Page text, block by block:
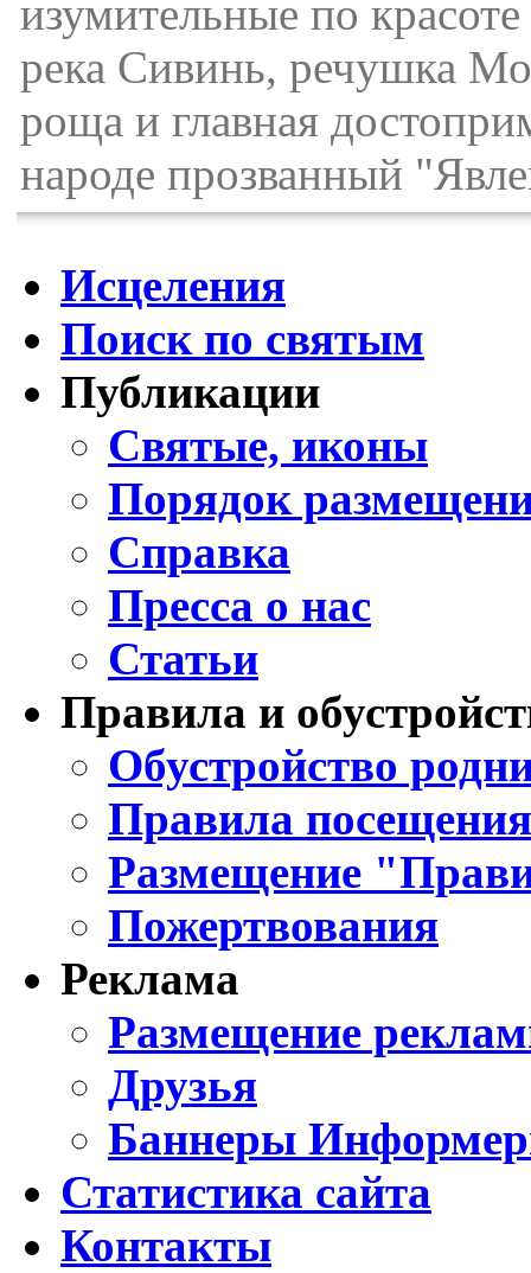
изумительные по
река Сивинь, речушка
роща и главная
народе прозванный
Исцеления
Поиск по святым
Публикации
Святые, иконы
Порядок
Справка
Пресса о нас
Статьи
Правила и
Обустройство
Правила
Размещение
Пожертвования
Реклама
Размещение
Друзья
Баннеры
Статистика сайта
Контакты